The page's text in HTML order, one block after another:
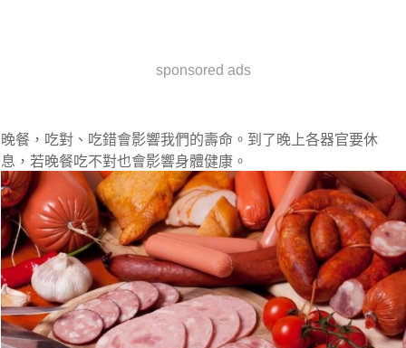
sponsored ads
晚餐，吃對、吃錯會影響我們的壽命。到了晚上各器官要休
息，若晚餐吃不對也會影響身體健康。